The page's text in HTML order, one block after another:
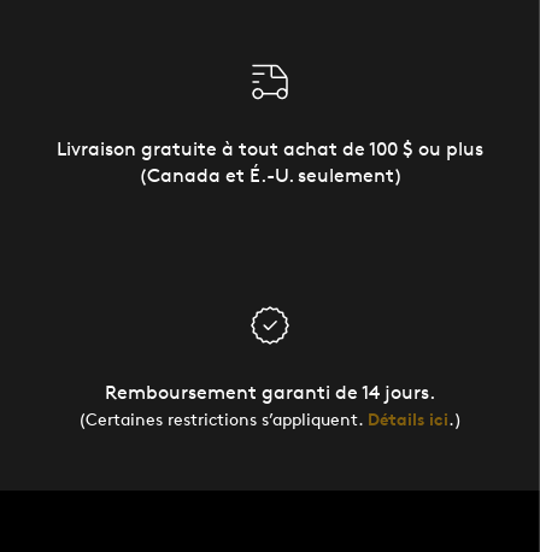
Livraison gratuite à tout achat de 100 $ ou plus
(Canada et É.-U. seulement)
Remboursement garanti de 14 jours.
(Certaines restrictions s’appliquent. Détails ici.)